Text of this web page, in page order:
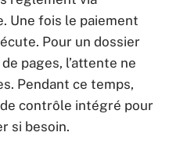
Une fois le paiement
Pour un dossier
pages, l’attente ne
Pendant ce temps,
contrôle intégré pour
si besoin.